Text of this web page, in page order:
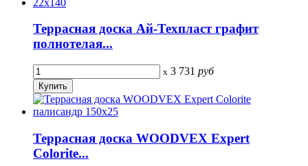
Террасная доска Ай-Техпласт графит
полнотелая...
x 3 731 руб
Террасная доска WOODVEX Expert
Colorite...